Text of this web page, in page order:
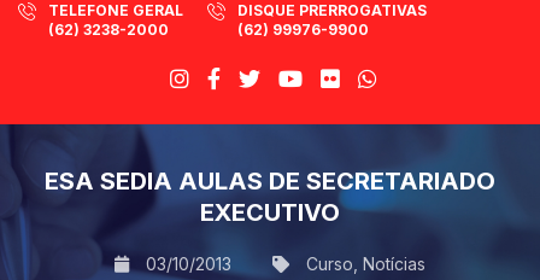
TELEFONE GERAL
(62) 3238-2000
DISQUE PRERROGATIVAS
(62) 99976-9900
ESA SEDIA AULAS DE SECRETARIADO
EXECUTIVO
03/10/2013 Curso Notícias